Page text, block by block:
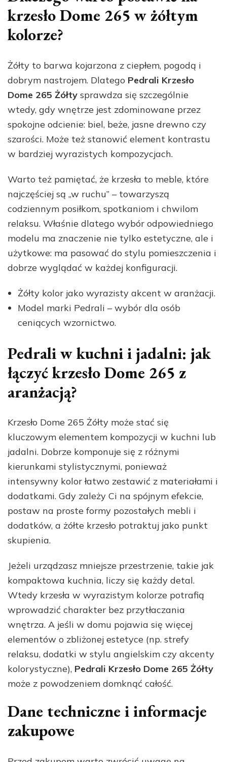
krzesło Dome 265 w żółtym
kolorze?
Żółty to barwa kojarzona z ciepłem, pogodą i
dobrym nastrojem. Dlatego Pedrali Krzesło
Dome 265 Żółty sprawdza się szczególnie
wtedy, gdy wnętrze jest zdominowane przez
spokojne odcienie: biel, beże, jasne drewno czy
szarości. Może też stanowić element kontrastu
w bardziej wyrazistych kompozycjach.
Warto też pamiętać, że krzesła to meble, które
najczęściej są „w ruchu” – towarzyszą
codziennym posiłkom, spotkaniom i chwilom
relaksu. Właśnie dlatego wybór odpowiedniego
modelu ma znaczenie nie tylko estetyczne, ale i
użytkowe: ma pasować do stylu pomieszczenia i
dobrze wyglądać w każdej konfiguracji.
Żółty kolor jako wyrazisty akcent w aranżacji.
Model marki Pedrali – wybór dla osób
ceniących wzornictwo.
Pedrali w kuchni i jadalni: jak
łączyć krzesło Dome 265 z
aranżacją?
Krzesło Dome 265 Żółty może stać się
kluczowym elementem kompozycji w kuchni lub
jadalni. Dobrze komponuje się z różnymi
kierunkami stylistycznymi, ponieważ
intensywny kolor łatwo zestawić z materiałami i
dodatkami. Gdy zależy Ci na spójnym efekcie,
postaw na proste formy pozostałych mebli i
dodatków, a żółte krzesło potraktuj jako punkt
skupienia.
Jeżeli urządzasz mniejsze przestrzenie, takie jak
kompaktowa kuchnia, liczy się każdy detal.
Wtedy krzesła w wyrazistym kolorze potrafią
wprowadzić charakter bez przytłaczania
wnętrza. A jeśli w domu pojawia się więcej
elementów o zbliżonej estetyce (np. strefy
relaksu, dodatki w stylu angielskim czy akcenty
kolorystyczne), Pedrali Krzesło Dome 265 Żółty
może z powodzeniem domknąć całość.
Dane techniczne i informacje
zakupowe